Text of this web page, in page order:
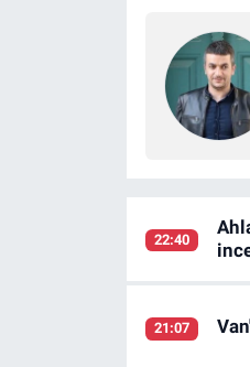
yolu
22:40
21:07